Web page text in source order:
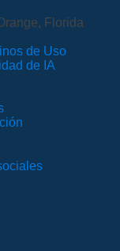
Florida
de Uso
de IA